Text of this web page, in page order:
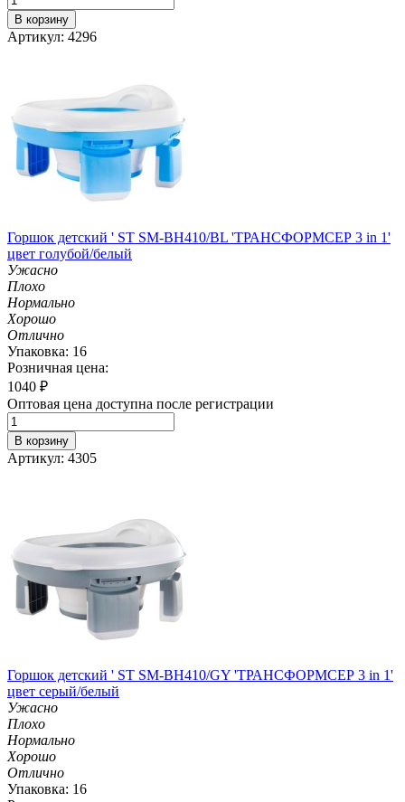
В корзину
Артикул: 4296
Горшок детский ' ST SM-BH410/BL 'ТРАНСФОРМСЕР 3 in 1'
цвет голубой/белый
Ужасно
Плохо
Нормально
Хорошо
Отлично
Упаковка: 16
Розничная цена:
1040 ₽
Оптовая цена доступна после регистрации
В корзину
Артикул: 4305
Горшок детский ' ST SM-BH410/GY 'ТРАНСФОРМСЕР 3 in 1'
цвет серый/белый
Ужасно
Плохо
Нормально
Хорошо
Отлично
Упаковка: 16